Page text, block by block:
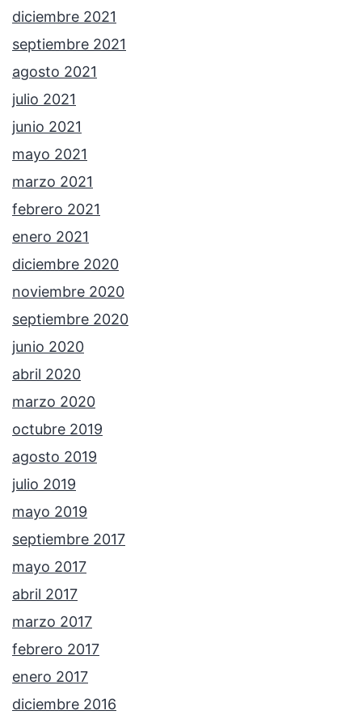
diciembre 2021
septiembre 2021
agosto 2021
julio 2021
junio 2021
mayo 2021
marzo 2021
febrero 2021
enero 2021
diciembre 2020
noviembre 2020
septiembre 2020
junio 2020
abril 2020
marzo 2020
octubre 2019
agosto 2019
julio 2019
mayo 2019
septiembre 2017
mayo 2017
abril 2017
marzo 2017
febrero 2017
enero 2017
diciembre 2016